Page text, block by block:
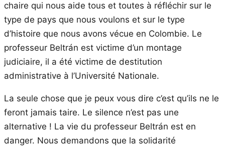
chaire qui nous aide tous et toutes à réfléchir sur le
type de pays que nous voulons et sur le type
d’histoire que nous avons vécue en Colombie. Le
professeur Beltrán est victime d’un montage
judiciaire, il a été victime de destitution
administrative à l’Université Nationale.
La seule chose que je peux vous dire c’est qu’ils ne le
feront jamais taire. Le silence n’est pas une
alternative ! La vie du professeur Beltrán est en
danger. Nous demandons que la solidarité